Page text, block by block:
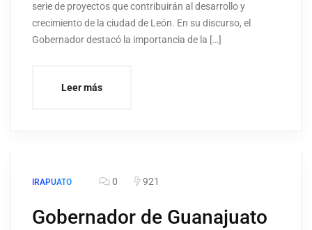
serie de proyectos que contribuirán al desarrollo y
crecimiento de la ciudad de León. En su discurso, el
Gobernador destacó la importancia de la […]
Leer más
IRAPUATO 0 921
Gobernador de Guanajuato